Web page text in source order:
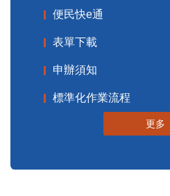
便民快e通
表單下載
申辦須知
標準化作業流程
更多